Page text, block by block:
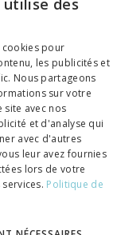
Erzählers, wenn
nach der
hätten die
vielleicht
In einem beinahe
nämlich noch nicht
andere Einträge
sind. 247
Gedankengut im
dass es sogar
ITALIAN
utilise des
cookies pour
les publicités et
Nous partageons
sur votre
avec nos
et d'analyse qui
avec d'autres
leur avez fournies
lors de votre
Politique de